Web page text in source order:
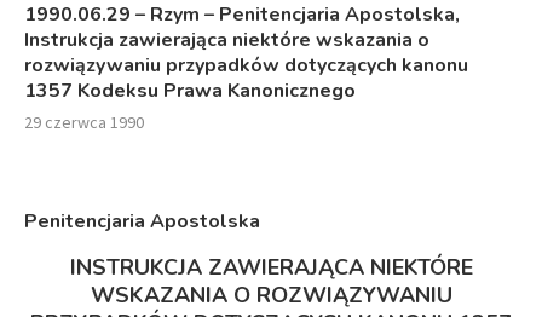
1990.06.29 – Rzym – Penitencjaria Apostolska,
Instrukcja zawierająca niektóre wskazania o
rozwiązywaniu przypadków dotyczących kanonu
1357 Kodeksu Prawa Kanonicznego
29 czerwca 1990
Penitencjaria Apostolska
INSTRUKCJA ZAWIERAJĄCA NIEKTÓRE
WSKAZANIA O ROZWIĄZYWANIU